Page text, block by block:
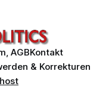
AGBKontakt
& Korrekturen